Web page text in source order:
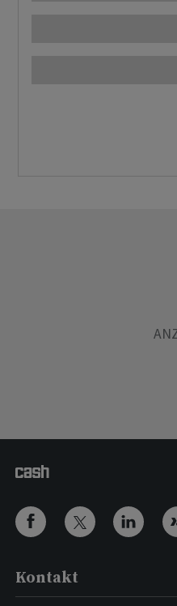
Kontakt